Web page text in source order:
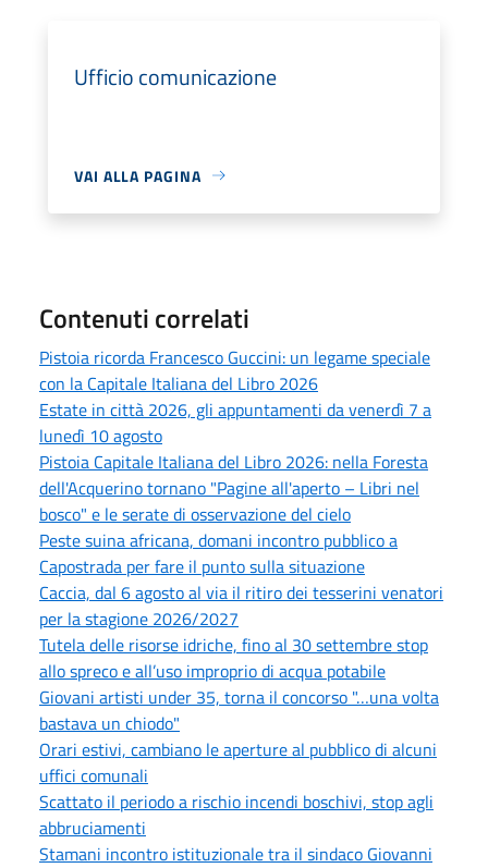
Ufficio comunicazione
VAI ALLA PAGINA
Contenuti correlati
Pistoia ricorda Francesco Guccini: un legame speciale
con la Capitale Italiana del Libro 2026
Estate in città 2026, gli appuntamenti da venerdì 7 a
lunedì 10 agosto
Pistoia Capitale Italiana del Libro 2026: nella Foresta
dell'Acquerino tornano "Pagine all'aperto – Libri nel
bosco" e le serate di osservazione del cielo
Peste suina africana, domani incontro pubblico a
Capostrada per fare il punto sulla situazione
Caccia, dal 6 agosto al via il ritiro dei tesserini venatori
per la stagione 2026/2027
Tutela delle risorse idriche, fino al 30 settembre stop
allo spreco e all’uso improprio di acqua potabile
Giovani artisti under 35, torna il concorso "…una volta
bastava un chiodo"
Orari estivi, cambiano le aperture al pubblico di alcuni
uffici comunali
Scattato il periodo a rischio incendi boschivi, stop agli
abbruciamenti
Stamani incontro istituzionale tra il sindaco Giovanni